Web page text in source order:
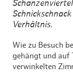
Verhältnis.
Wie zu Besuch
gehängt und auf
verwinkelten